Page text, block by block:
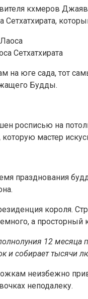
кхмеров
Сетхатхирата,
Сетхатхирата
на юге сада, тот
Будды.
росписью на
мастер
празднования
короля.
а
12 месяца
и собирает тысячи
неизбежно
неподалеку.